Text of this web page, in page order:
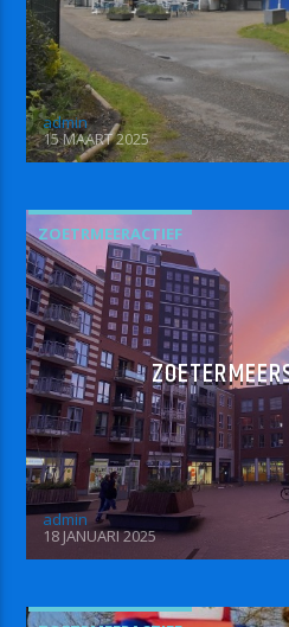
admin
15 MAART 2025
ZOETRMEERACTIEF
admin
18 JANUARI 2025